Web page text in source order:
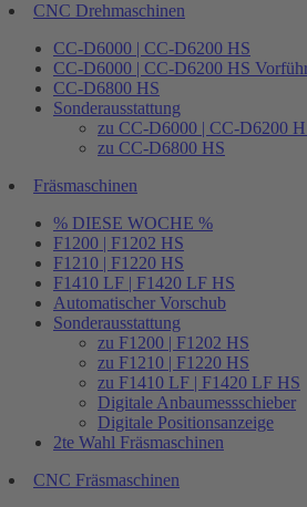
CNC Drehmaschinen
CC-D6000 | CC-D6200 HS
CC-D6000 | CC-D6200 HS
CC-D6800 HS
Sonderausstattung
zu CC-D6000 | CC-D6200
zu CC-D6800 HS
Fräsmaschinen
% DIESE WOCHE %
F1200 | F1202 HS
F1210 | F1220 HS
F1410 LF | F1420 LF HS
Automatischer Vorschub
Sonderausstattung
zu F1200 | F1202 HS
zu F1210 | F1220 HS
zu F1410 LF | F1420 LF HS
Digitale Anbaumessschieber
Digitale Positionsanzeige
2te Wahl Fräsmaschinen
CNC Fräsmaschinen